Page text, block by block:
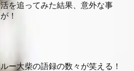
活を追ってみた結果、意外な事
が！
ルー大柴の語録の数々が笑える！